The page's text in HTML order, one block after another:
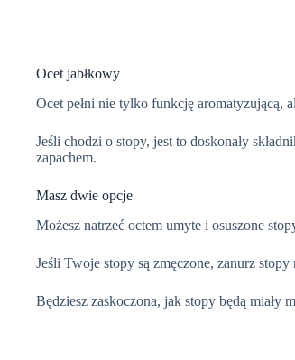
Ocet jabłkowy
Ocet pełni nie tylko funkcję aromatyzującą,
Jeśli chodzi o stopy, jest to doskonały
zapachem.
Masz dwie opcje
Możesz natrzeć octem umyte i osuszone
Jeśli Twoje stopy są zmęczone, zanurz stopy
Będziesz zaskoczona, jak stopy będą miały